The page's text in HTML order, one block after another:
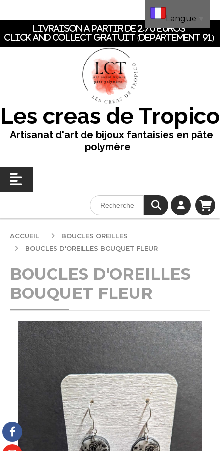
LIVRAISON A PARTIR DE 2.70 EUROS
CLICK AND COLLECT GRATUIT (dEpartement 91)
Les creas de Tropico
Artisanat d'art de bijoux fantaisies en pâte
polymère
ACCUEIL
BOUCLES OREILLES
BOUCLES D'OREILLES BOUQUET FLEUR
BOUCLES D'OREILLES
BOUQUET FLEUR
Langue